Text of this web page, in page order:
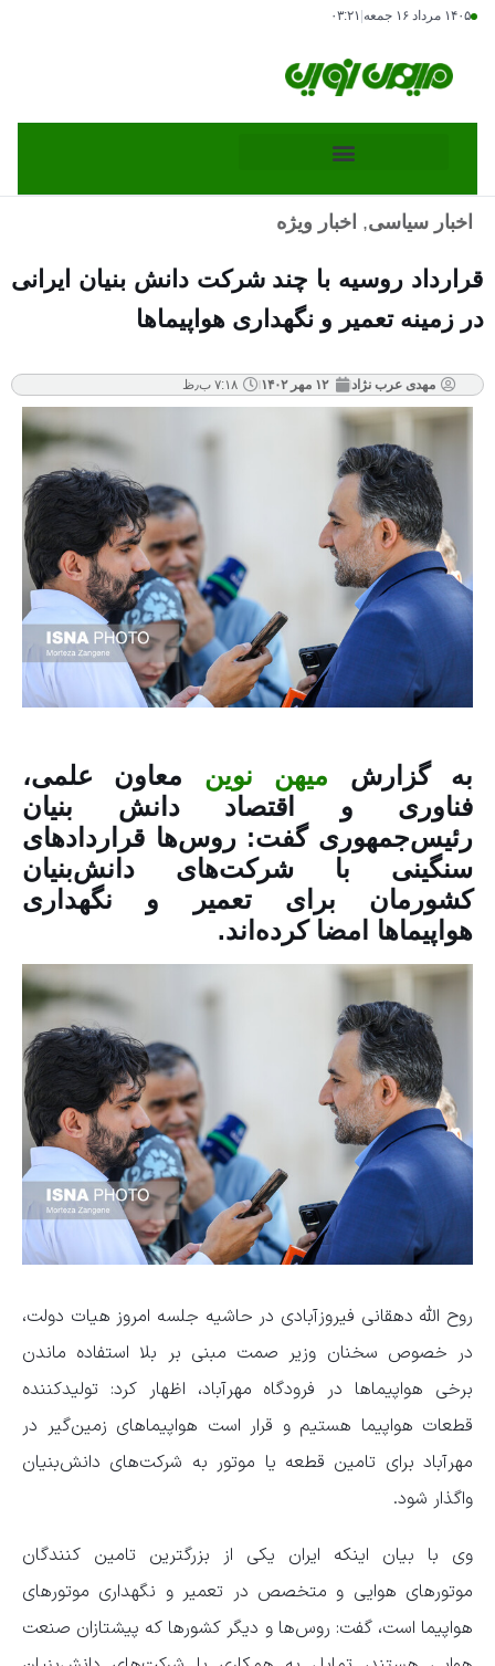
۱۴۰۵ مرداد ۱۶ جمعه ۰۳:۲۱
اخبار سیاسی, اخبار ویژه
قرارداد روسیه با چند شرکت دانش‌ بنیان ایرانی
در زمینه تعمیر و نگهداری هواپیماها
مهدی عرب نژاد ۱۲ مهر ۱۴۰۲ ۷:۱۸ ب٫ظ
به گزارش میهن نوین معاون علمی،
فناوری و اقتصاد دانش‌ بنیان
رئیس‌جمهوری گفت: روس‌ها قراردادهای
سنگینی با شرکت‌های دانش‌بنیان
کشورمان برای تعمیر و نگهداری
هواپیماها امضا کرده‌اند.
روح الله دهقانی فیروزآبادی در حاشیه جلسه امروز هیات دولت،
در خصوص سخنان وزیر صمت مبنی بر بلا استفاده ماندن
برخی هواپیماها در فرودگاه مهرآباد، اظهار کرد: تولیدکننده
قطعات هواپیما هستیم و قرار است هواپیماهای زمین‌گیر در
مهرآباد برای تامین قطعه یا موتور به شرکت‌های دانش‌بنیان
واگذار شود.
وی با بیان اینکه ایران یکی از بزرگترین تامین کنندگان
موتورهای هوایی و متخصص در تعمیر و نگهداری موتورهای
هواپیما است، گفت: روس‌ها و دیگر کشورها که پیشتازان صنعت